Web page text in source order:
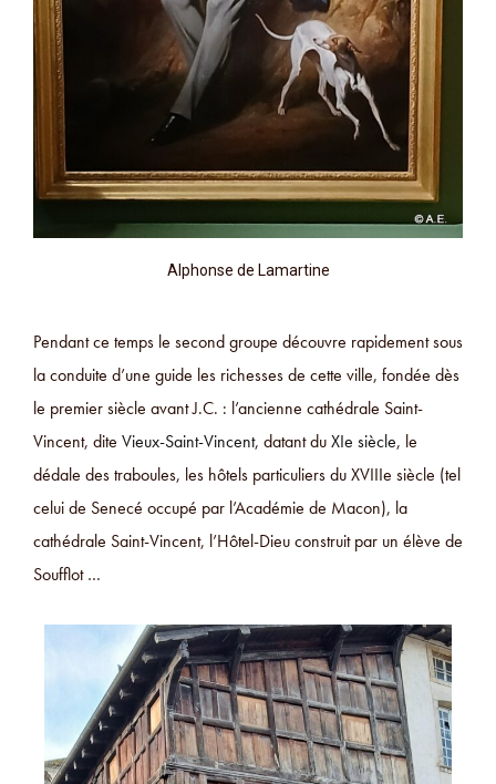
Alphonse de Lamartine
Pendant ce temps le second groupe découvre rapidement sous
la conduite d’une guide les richesses de cette ville, fondée dès
le premier siècle avant J.C. : l’ancienne cathédrale Saint-
Vincent, dite Vieux-Saint-Vincent, datant duXIe siècle, le
dédale des traboules, les hôtels particuliers du XVIIIe siècle (tel
celui de Senecé occupé par l’Académie de Macon), la
cathédrale Saint-Vincent, l’Hôtel-Dieu construit par un élève de
Soufflot …